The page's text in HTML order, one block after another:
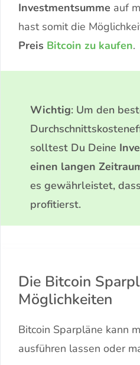
Investmentsumme auf
hast somit die
Preis Bitcoin zu kaufen.
Wichtig: Um den
solltest Du Deine
einen langen
es gewährleistet,
profitierst.
Die Bitcoin
Möglichkeiten
Bitcoin Sparpläne kann
ausführen lassen oder